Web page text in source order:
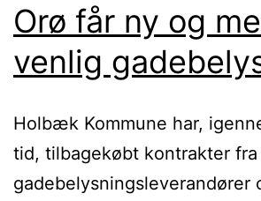
Orø får ny og
venlig
Holbæk Kommune har,
tid, tilbagekøbt kontrakter
gadebelysningsleverandører